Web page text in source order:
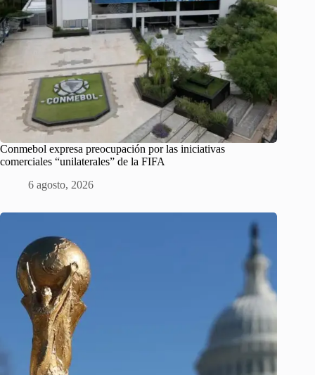
Conmebol expresa preocupación por las iniciativas
comerciales “unilaterales” de la FIFA
6 agosto, 2026